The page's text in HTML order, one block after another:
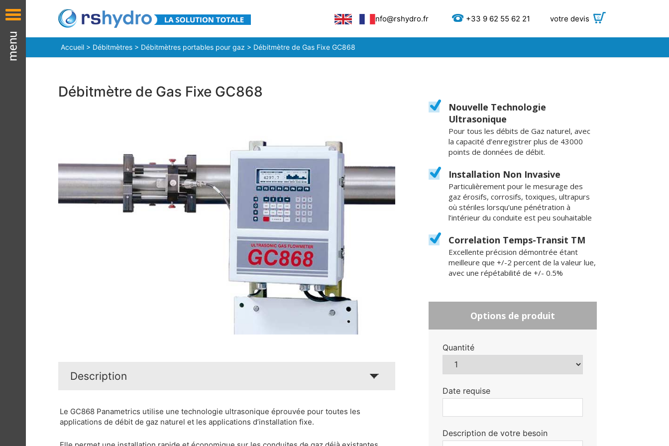
info@rshydro.fr +33 9 62 55 62 21 votre devis 0
Accueil > Débitmètres > Débitmètres portables pour gaz > Débitmètre de Gas Fixe GC868
Débitmètre de Gas Fixe GC868
Nouvelle Technologie
Ultrasonique
Pour tous les débits de Gaz naturel, avec
la capacité d’enregistrer plus de 43000
points de données de débit.
Installation Non Invasive
Particulièrement pour le mesurage des
gaz érosifs, corrosifs, toxiques, ultrapurs
où stériles lorsqu’une pénétration à
l’intérieur du conduite est peu souhaitable
Correlation Temps-Transit TM
Excellente précision démontrée étant
meilleure que +/-2 percent de la valeur lue,
avec une répétabilité de +/- 0.5%
Options de produit
Quantité
Date requise
Description de votre besoin
Description
Le GC868 Panametrics utilise une technologie ultrasonique éprouvée pour toutes les
applications de débit de gaz naturel et les applications d’installation fixe.